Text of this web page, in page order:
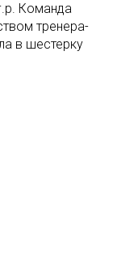
Команда
тренера-
в шестерку